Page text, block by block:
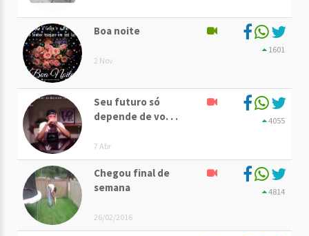
Boa noite
2 Nov
1601
Seu futuro só
depende de vo. . .
7 Abr
4055
Chegou final de
semana
26/02/2016
4814